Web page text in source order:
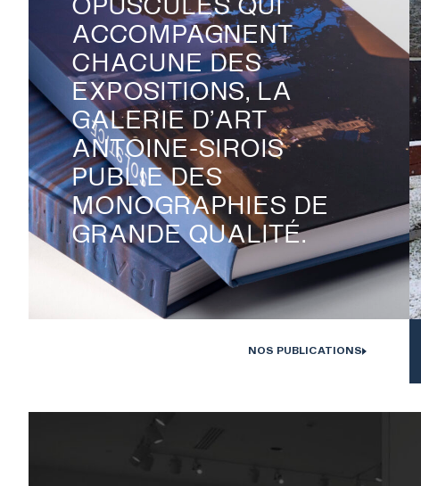
EXPOSITIONS
PUBLICATIONS
COLLECTION
ÉVÉNEMENTS ET ACTIVITÉS
NOUS JOINDRE
Monographies Solstice de Bertrand Carrière et Isabelle Hayeur. Photo : D.
ACCOMPAGNENT
CHACUNE DES
EXPOSITIONS, LA
GALERIE D’ART
ANTOINE-SIROIS
PUBLIE DES
MONOGRAPHIES DE
GRANDE QUALITÉ.
NOS PUBLICATIONS